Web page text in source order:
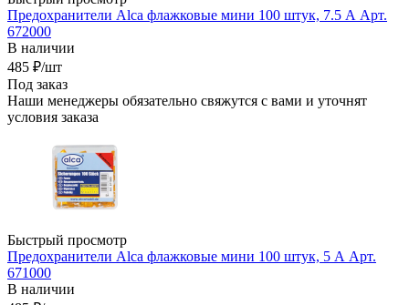
Предохранители Alca флажковые мини 100 штук, 7.5 А Арт.
672000
В наличии
485 ₽/шт
Под заказ
Наши менеджеры обязательно свяжутся с вами и уточнят
условия заказа
Быстрый просмотр
Предохранители Alca флажковые мини 100 штук, 5 А Арт.
671000
В наличии